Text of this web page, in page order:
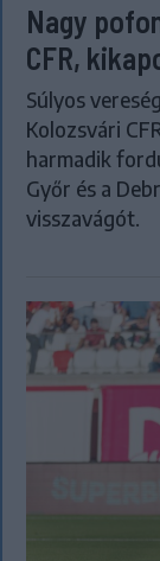
Nagy
CFR,
Súlyos
Kolozsvári
harmadik
Győr és a
visszavágót.